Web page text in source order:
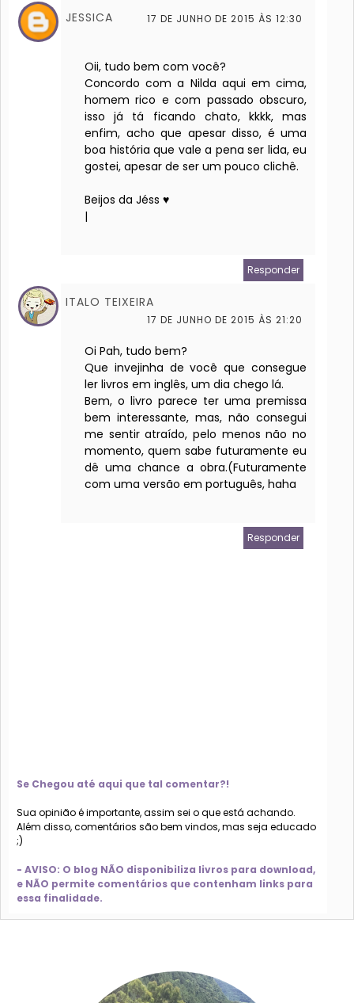
JESSICA 17 DE JUNHO DE 2015 ÀS 12:30
Oii, tudo bem com você?
Concordo com a Nilda aqui em cima,
homem rico e com passado obscuro,
isso já tá ficando chato, kkkk, mas
enfim, acho que apesar disso, é uma
boa história que vale a pena ser lida, eu
gostei, apesar de ser um pouco clichê.
Beijos da Jéss ♥
|
Responder
ITALO TEIXEIRA
17 DE JUNHO DE 2015 ÀS 21:20
Oi Pah, tudo bem?
Que invejinha de você que consegue
ler livros em inglês, um dia chego lá.
Bem, o livro parece ter uma premissa
bem interessante, mas, não consegui
me sentir atraído, pelo menos não no
momento, quem sabe futuramente eu
dê uma chance a obra.(Futuramente
com uma versão em português, haha
Responder
Se Chegou até aqui que tal comentar?!
Sua opinião é importante, assim sei o que está achando.
Além disso, comentários são bem vindos, mas seja educado
;)
- AVISO: O blog NÃO disponibiliza livros para download,
e NÃO permite comentários que contenham links para
essa finalidade.